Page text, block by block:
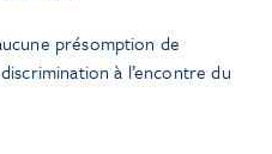
présomption de
à l’encontre du